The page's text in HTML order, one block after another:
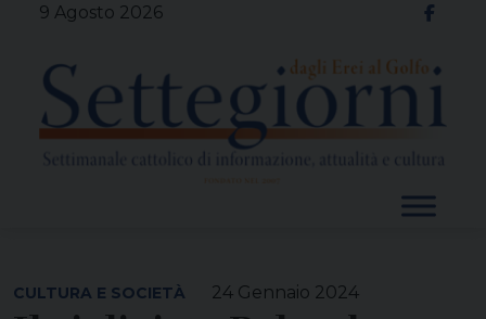
content
9 Agosto 2026
24 Gennaio 2024
CULTURA E SOCIETÀ